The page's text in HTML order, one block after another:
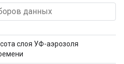
слоя УФ-аэрозоля